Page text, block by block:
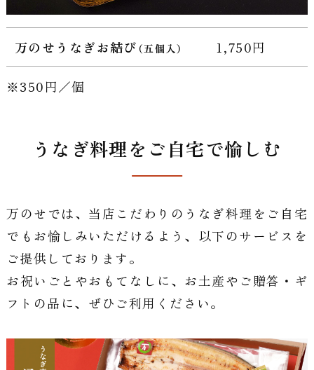
万のせうなぎお結び （五個入） 1,750円
350円／個
うなぎ料理をご自宅で愉しむ
万のせでは、当店こだわりのうなぎ料理をご自宅
でもお愉しみいただけるよう、 以下のサービスを
ご提供しております。
お祝いごとやおもてなしに、お土産やご贈答・ギ
フトの品に、ぜひご利用ください。